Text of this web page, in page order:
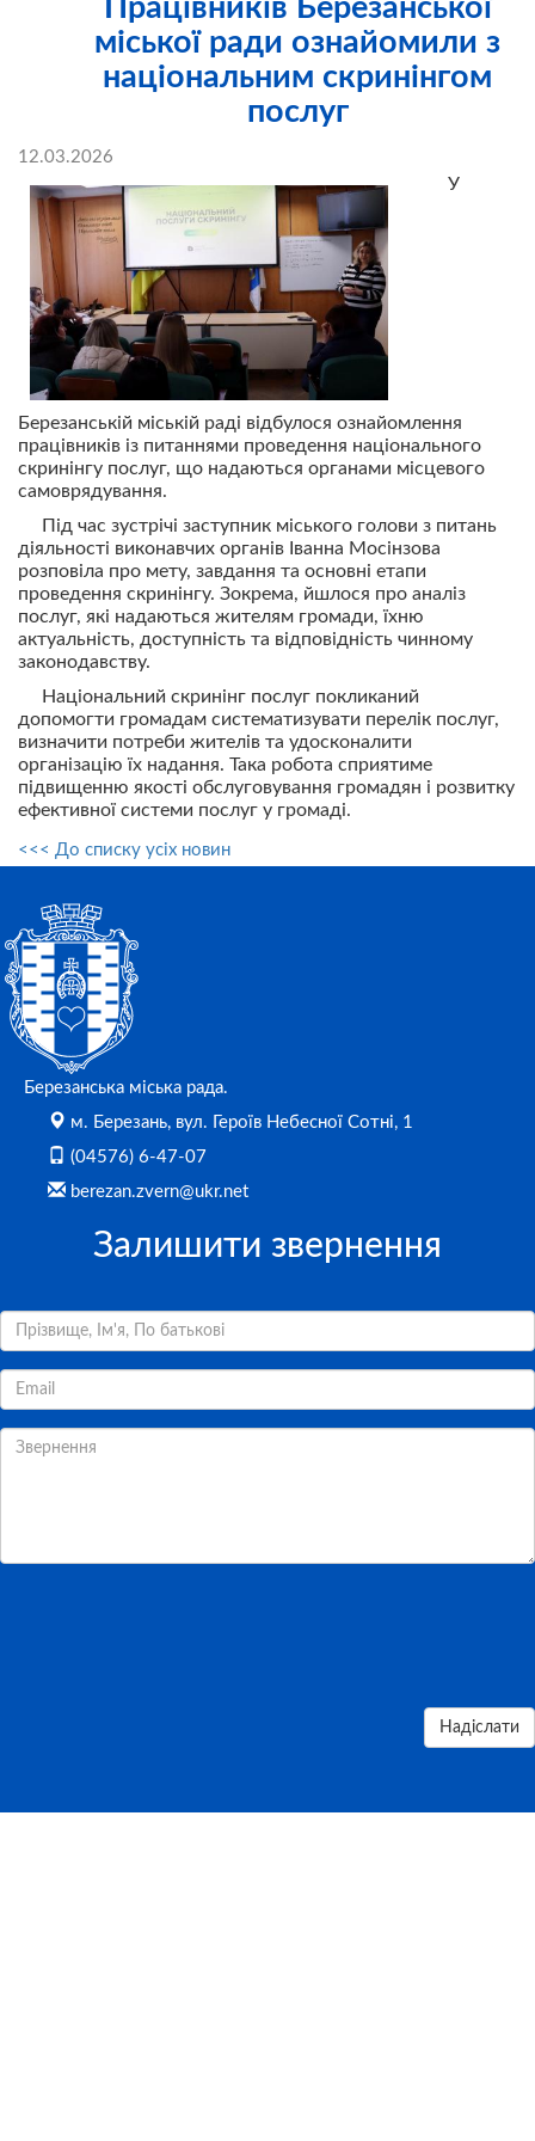
Працівників Березанської
міської ради ознайомили з
національним скринінгом
послуг
12.03.2026
У
Березанській міській раді відбулося ознайомлення
працівників із питаннями проведення національного
скринінгу послуг, що надаються органами місцевого
самоврядування.
Під час зустрічі заступник міського голови з питань
діяльності виконавчих органів Іванна Мосінзова
розповіла про мету, завдання та основні етапи
проведення скринінгу. Зокрема, йшлося про аналіз
послуг, які надаються жителям громади, їхню
актуальність, доступність та відповідність чинному
законодавству.
Національний скринінг послуг покликаний
допомогти громадам систематизувати перелік послуг,
визначити потреби жителів та удосконалити
організацію їх надання. Така робота сприятиме
підвищенню якості обслуговування громадян і розвитку
ефективної системи послуг у громаді.
<<< До списку усіх новин
Березанська міська рада.
м. Березань, вул. Героїв Небесної Сотні, 1
(04576) 6-47-07
berezan.zvern@ukr.net
Залишити звернення
Надіслати